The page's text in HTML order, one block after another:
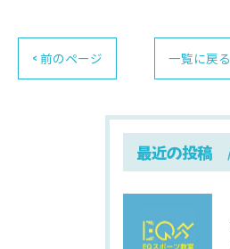
< 前のページ 一覧に戻る
最近の投稿